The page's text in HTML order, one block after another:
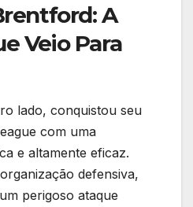
A
Veio Para
lado, conquistou seu
com uma
e altamente eficaz.
defensiva,
perigoso ataque